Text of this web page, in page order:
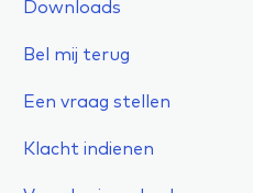
Downloads
Bel mij terug
Een vraag stellen
Klacht indienen